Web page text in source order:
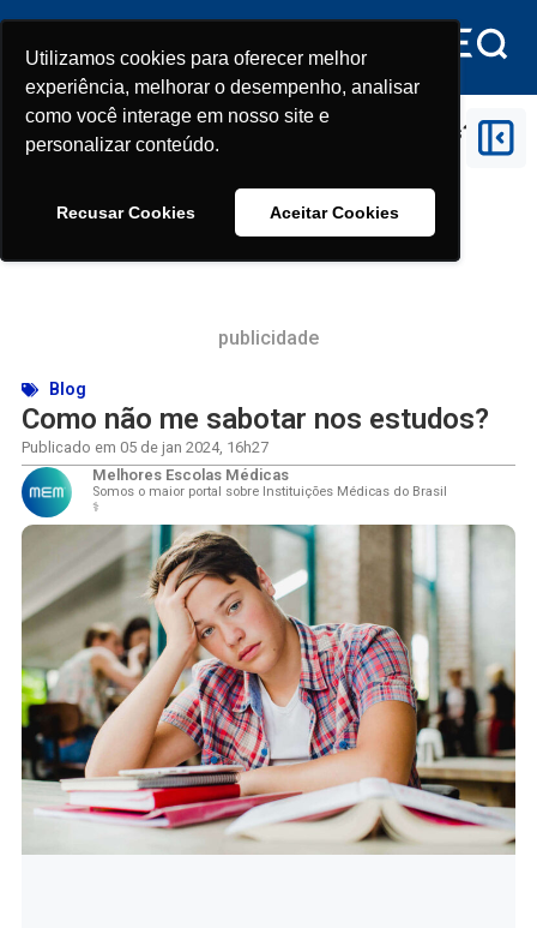
Utilizamos cookies para oferecer melhor
experiência, melhorar o desempenho, analisar
como você interage em nosso site e
personalizar conteúdo.
Recusar Cookies Aceitar Cookies
Utilizamos cookies para oferecer melhor
experiência, melhorar o desempenho, analisar
como você interage em nosso site e
personalizar conteúdo.
Recusar Cookies Aceitar Cookies
Blog Como não me sabotar nos estudos?
publicidade
Blog
Como não me sabotar nos estudos?
Publicado em 05 de jan 2024, 16h27
Melhores Escolas Médicas
Somos o maior portal sobre Instituições Médicas do Brasil
⚕️